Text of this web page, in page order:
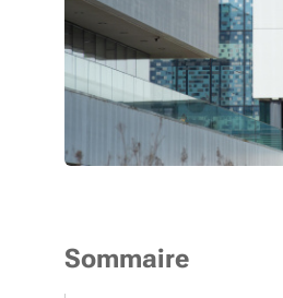
Sommaire